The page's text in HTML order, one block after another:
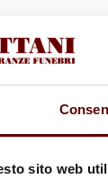
sito web